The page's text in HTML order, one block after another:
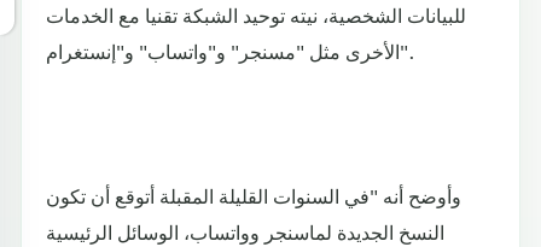
للبيانات الشخصية، نيته توحيد الشبكة تقنيا مع الخدمات
الأخرى مثل "مسنجر" و"واتساب" و"إنستغرام".
وأوضح أنه "في السنوات القليلة المقبلة أتوقع أن تكون
النسخ الجديدة لماسنجر وواتساب، الوسائل الرئيسية